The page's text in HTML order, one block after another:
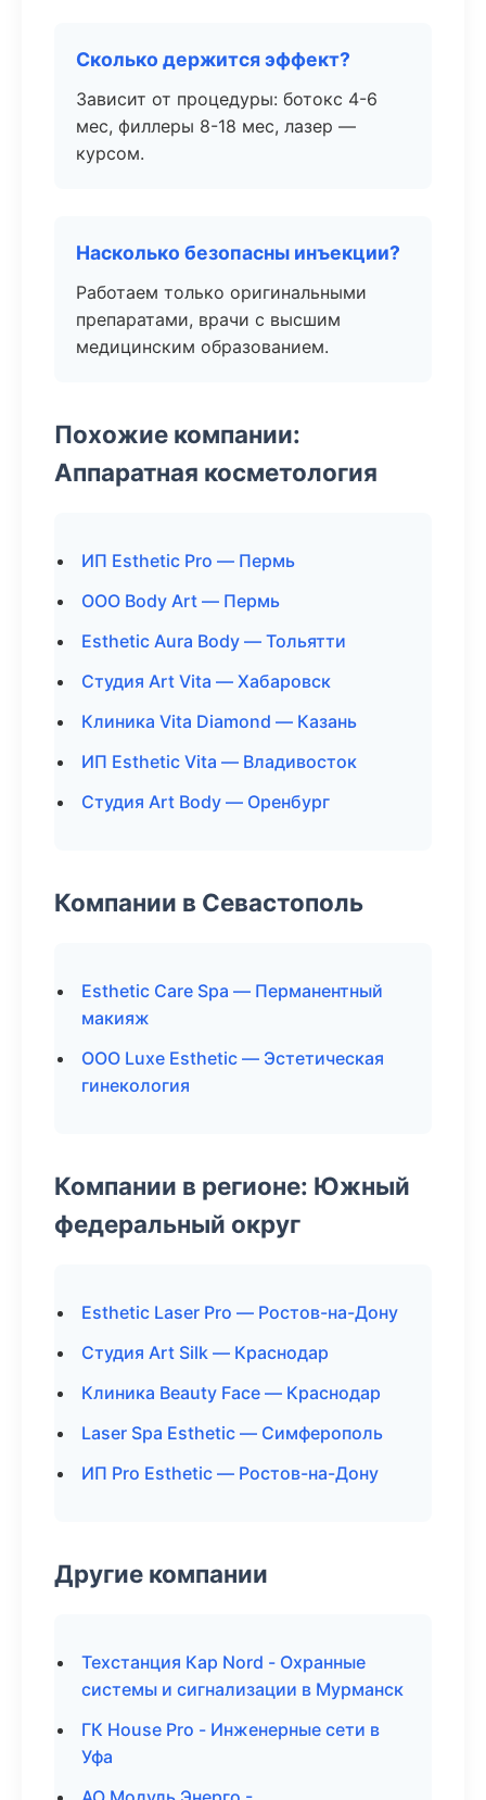
Сколько держится эффект?
Зависит от процедуры: ботокс 4-6
мес, филлеры 8-18 мес, лазер —
курсом.
Насколько безопасны инъекции?
Работаем только оригинальными
препаратами, врачи с высшим
медицинским образованием.
Похожие компании:
Аппаратная косметология
ИП Esthetic Pro — Пермь
ООО Body Art — Пермь
Esthetic Aura Body — Тольятти
Студия Art Vita — Хабаровск
Клиника Vita Diamond — Казань
ИП Esthetic Vita — Владивосток
Студия Art Body — Оренбург
Компании в Севастополь
Esthetic Care Spa — Перманентный
макияж
ООО Luxe Esthetic — Эстетическая
гинекология
Компании в регионе: Южный
федеральный округ
Esthetic Laser Pro — Ростов-на-Дону
Студия Art Silk — Краснодар
Клиника Beauty Face — Краснодар
Laser Spa Esthetic — Симферополь
ИП Pro Esthetic — Ростов-на-Дону
Другие компании
Техстанция Кар Nord - Охранные
системы и сигнализации в Мурманск
ГК House Pro - Инженерные сети в
Уфа